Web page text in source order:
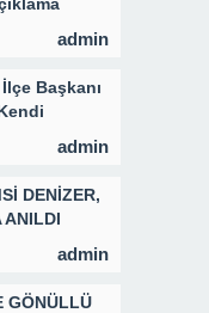
admin
Başkanı
admin
DENİZER,
ANILDI
admin
GÖNÜLLÜ